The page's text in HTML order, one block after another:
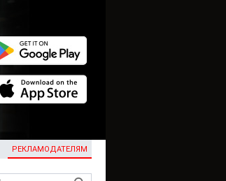
РЕКЛАМОДАТЕЛЯМ